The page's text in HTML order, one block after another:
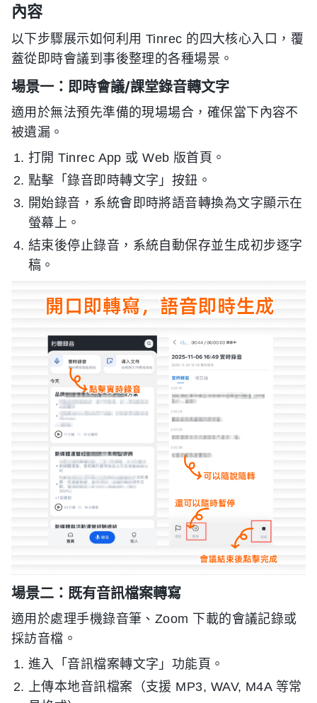
內容
以下步驟展示如何利用 Tinrec 的四大核心入口，覆
蓋從即時會議到事後整理的各種場景。
場景一：即時會議/課堂錄音轉文字
適用於無法預先準備的現場場合，確保當下內容不
被遺漏。
打開 Tinrec App 或 Web 版首頁。
點擊「錄音即時轉文字」按鈕。
開始錄音，系統會即時將語音轉換為文字顯示在
螢幕上。
結束後停止錄音，系統自動保存並生成初步逐字
稿。
場景二：既有音訊檔案轉寫
適用於處理手機錄音筆、Zoom 下載的會議記錄或
採訪音檔。
進入「音訊檔案轉文字」功能頁。
上傳本地音訊檔案（支援 MP3, WAV, M4A 等常